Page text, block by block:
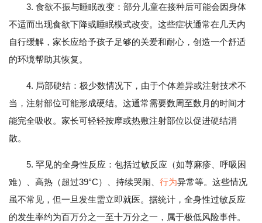
3. 食欲不振与睡眠改变：部分儿童在接种后可能会因身体
不适而出现食欲下降或睡眠模式改变。这些症状通常在几天内
自行缓解，家长应给予孩子足够的关爱和耐心，创造一个舒适
的环境帮助其恢复。
4. 局部硬结：极少数情况下，由于个体差异或注射技术不
当，注射部位可能形成硬结。这通常需要数周至数月的时间才
能完全吸收。家长可轻轻按摩或热敷注射部位以促进硬结消
散。
5. 罕见的全身性反应：包括过敏反应（如荨麻疹、呼吸困
难）、高热（超过39°C）、持续哭闹、 行为异常等。这些情况
虽不常见，但一旦发生需立即就医。据统计，全身性过敏反应
的发生率约为百万分之一至十万分之一，属于极低风险事件。